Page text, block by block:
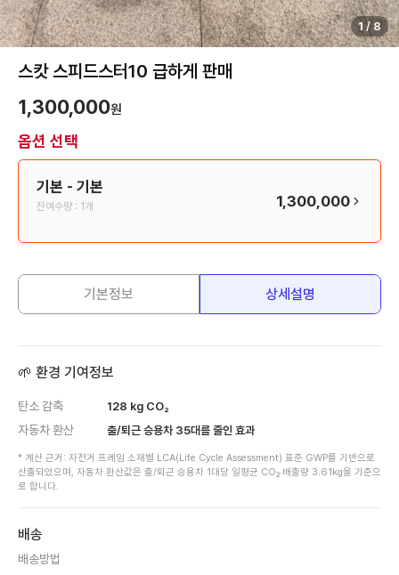
1 /8
스캇 스피드스터10 급하게 판매
1,300,000원
옵션 선택
기본 - 기본
잔여수량 : 1개 1,300,000
기본정보 상세설명
🌱 환경 기여정보
탄소 감축 128 kg CO₂
자동차 환산 출/퇴근 승용차 35대를 줄인 효과
* 계산 근거: 자전거 프레임 소재별 LCA(Life Cycle Assessment) 표준 GWP를 기반으로
산출되었으며, 자동차 환산값은 출/퇴근 승용차 1대당 일평균 CO₂ 배출량 3.61kg을 기준으
로 합니다.
배송
배송방법